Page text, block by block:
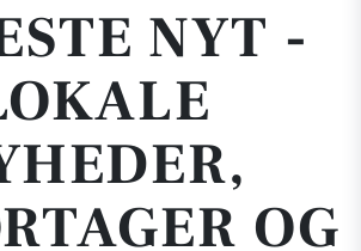
NYT -
OG